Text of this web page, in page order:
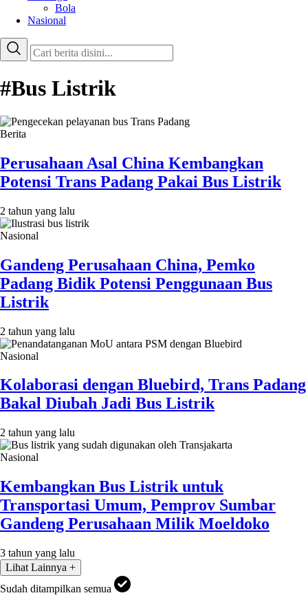
Bola
Nasional
#Bus Listrik
Berita
Perusahaan Asal China Kembangkan
Potensi Trans Padang Pakai Bus Listrik
2 tahun yang lalu
Nasional
Gandeng Perusahaan China, Pemko
Padang Bidik Potensi Penggunaan Bus
Listrik
2 tahun yang lalu
Nasional
Kolaborasi dengan Bluebird, Trans Padang
Bakal Diubah Jadi Bus Listrik
2 tahun yang lalu
Nasional
Kembangkan Bus Listrik untuk
Transportasi Umum, Pemprov Sumbar
Gandeng Perusahaan Milik Moeldoko
3 tahun yang lalu
Lihat Lainnya +
Sudah ditampilkan semua